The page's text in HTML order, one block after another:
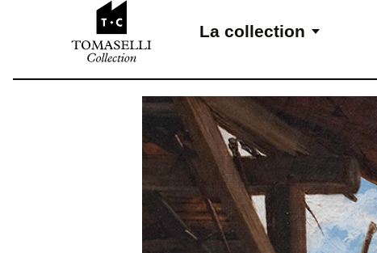
Aller au contenu
La collection